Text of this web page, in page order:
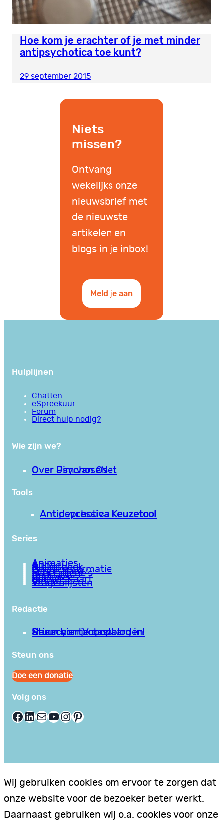
Hoe kom je erachter of je met minder
antipsychotica toe kunt?
29 september 2015
Niets
missen?
Ontvang
wekelijks onze
nieuwsbrief met
de nieuwste
artikelen en
blogs in je inbox!
Meld je aan
Hulplijnen
Chatten
eSpreekuur
Forum
Direct hulp nodig?
Wie zijn we?
Over PsychoseNet
Over Jim van Os
Tools
Antipsychotica Keuzetool
Antidepressiva Keuzetool
Series
Animaties
Apps
Bibliotheek
Goede informatie
Kennisbank
Mini college’s
Podcasts
Reviews
Sociale Kaart
Video’s
Vragenlijsten
Redactie
Privacy en Voorwaarden
Stuur hier je gastblog in!
Neem contact op
Steun ons
Doe een donatie
Volg ons
Facebook LinkedIn E-mail YouTube InstagramPinterest
Wij gebruiken cookies om ervoor te zorgen dat
onze website voor de bezoeker beter werkt.
Daarnaast gebruiken wij o.a. cookies voor onze